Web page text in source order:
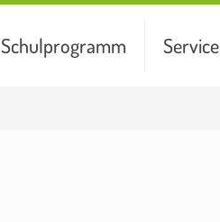
Schulprogramm Service